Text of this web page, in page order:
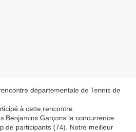
départementale de Tennis de
à cette rencontre.
Benjamins Garçons la concurrence
de participants (74). Notre meilleur